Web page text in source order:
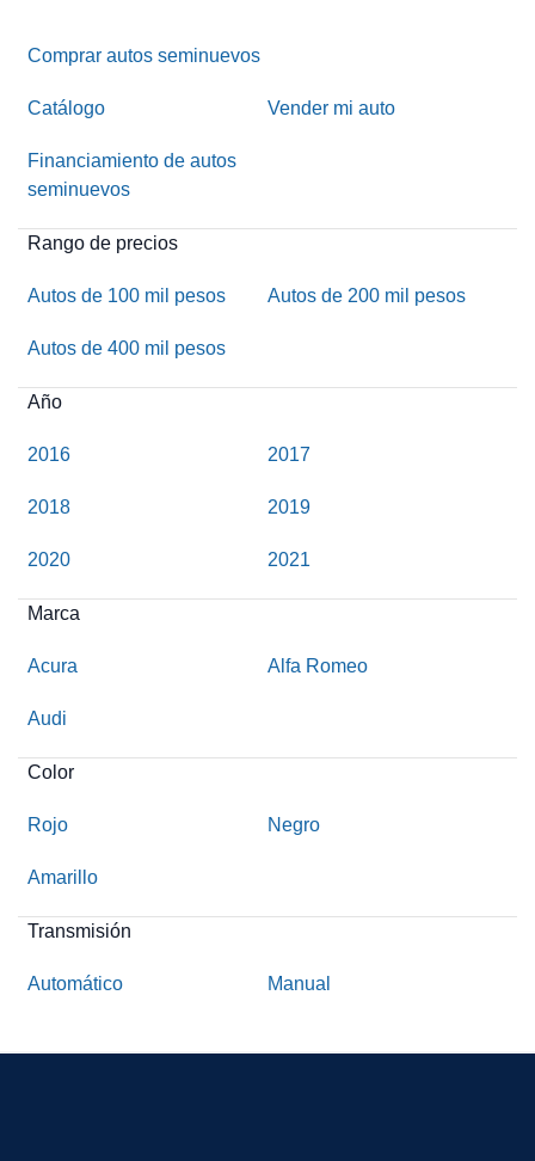
Comprar autos seminuevos
Catálogo Vender mi auto
Financiamiento de autos
seminuevos
Rango de precios
Autos de 100 mil pesos Autos de 200 mil pesos
Autos de 400 mil pesos
Año
2016 2017
2018 2019
2020 2021
Marca
Acura Alfa Romeo
Audi
Color
Rojo Negro
Amarillo
Transmisión
Automático Manual